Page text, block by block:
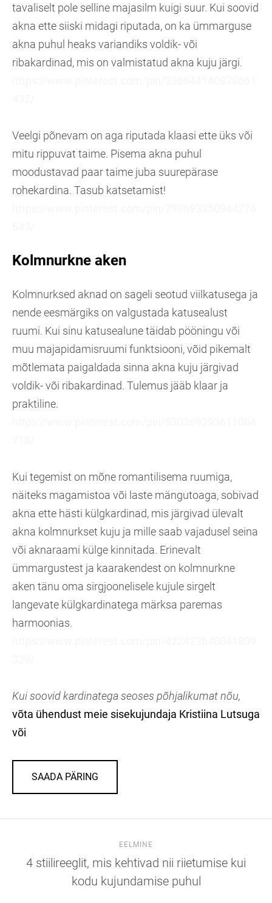
tavaliselt pole selline majasilm kuigi suur. Kui soovid
akna ette siiski midagi riputada, on ka ümmarguse
akna puhul heaks variandiks voldik- või
ribakardinad, mis on valmistatud akna kuju järgi.
Veelgi põnevam on aga riputada klaasi ette üks või
mitu rippuvat taime. Pisema akna puhul
moodustavad paar taime juba suurepärase
rohekardina. Tasub katsetamist!
Kolmnurkne aken
Kolmnurksed aknad on sageli seotud viilkatusega ja
nende eesmärgiks on valgustada katusealust
ruumi. Kui sinu katusealune täidab pööningu või
muu majapidamisruumi funktsiooni, võid pikemalt
mõtlemata paigaldada sinna akna kuju järgivad
voldik- või ribakardinad. Tulemus jääb klaar ja
praktiline.
Kui tegemist on mõne romantilisema ruumiga,
näiteks magamistoa või laste mängutoaga, sobivad
akna ette hästi külgkardinad, mis järgivad ülevalt
akna kolmnurkset kuju ja mille saab vajadusel seina
või aknaraami külge kinnitada. Erinevalt
ümmargustest ja kaarakendest on kolmnurkne
aken tänu oma sirgjoonelisele kujule sirgelt
langevate külgkardinatega märksa paremas
harmoonias.
Kui soovid kardinatega seoses põhjalikumat nõu,
võta ühendust meie sisekujundaja Kristiina Lutsuga
või
SAADA PÄRING
EELMINE
4 stiilireeglit, mis kehtivad nii riietumise kui
kodu kujundamise puhul